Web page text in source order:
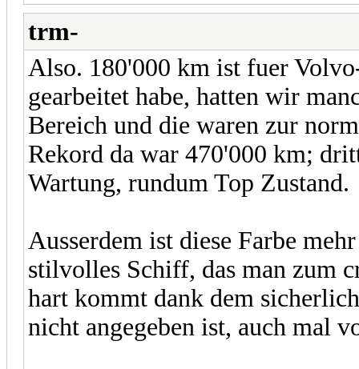
trm-
Also. 180'000 km ist fuer
gearbeitet habe, hatten wir
Bereich und die waren zur
Rekord da war 470'000 km;
Wartung, rundum Top Zustand.
Ausserdem ist diese Farbe
stilvolles Schiff, das man zum
hart kommt dank dem
nicht angegeben ist, auch mal